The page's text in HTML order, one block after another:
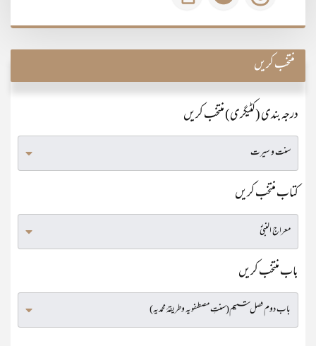
منتخب کریں
درجہ بندی (کٹیگری) منتخب کریں
کتاب منتخب کریں
باب منتخب کریں